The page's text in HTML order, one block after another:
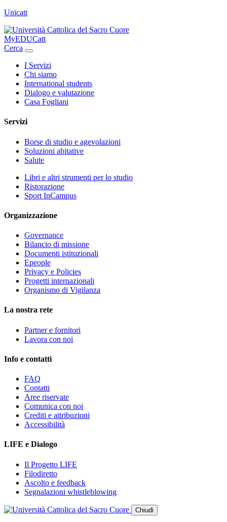
Unicatt
MyEDUCatt
Cerca
I Servizi
Chi siamo
International students
Dialogo e valutazione
Casa Fogliani
Servizi
Borse di studio e agevolazioni
Soluzioni abitative
Salute
Libri e altri strumenti per lo studio
Ristorazione
Sport InCampus
Organizzazione
Governance
Bilancio di missione
Documenti istituzionali
Epeople
Privacy e Policies
Progetti internazionali
Organismo di Vigilanza
La nostra rete
Partner e fornitori
Lavora con noi
Info e contatti
FAQ
Contatti
Aree riservate
Comunica con noi
Crediti e attribuzioni
Accessibilità
LIFE e Dialogo
Il Progetto LIFE
Filodiretto
Ascolto e feedback
Segnalazioni whistleblowing
Chiudi